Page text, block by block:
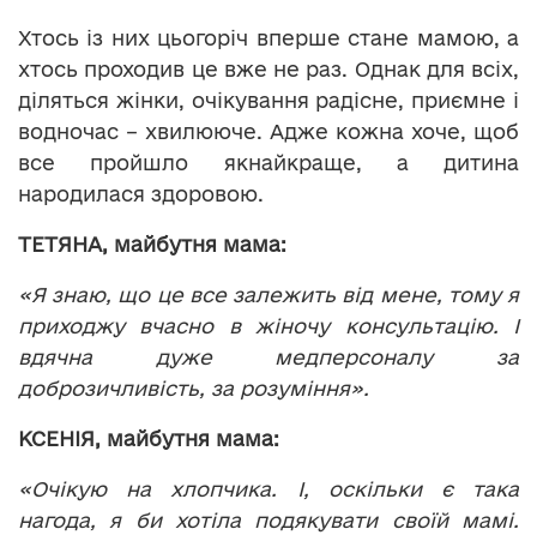
Хтось із них цьогоріч вперше стане мамою, а
хтось проходив це вже не раз. Однак для всіх,
діляться жінки, очікування радісне, приємне і
водночас – хвилююче. Адже кожна хоче, щоб
все пройшло якнайкраще, а дитина
народилася здоровою.
ТЕТЯНА, майбутня мама:
«Я знаю, що це все залежить від мене, тому я
приходжу вчасно в жіночу консультацію. І
вдячна дуже медперсоналу за
доброзичливість, за розуміння».
КСЕНІЯ, майбутня мама:
«Очікую на хлопчика. І, оскільки є така
нагода, я би хотіла подякувати своїй мамі.